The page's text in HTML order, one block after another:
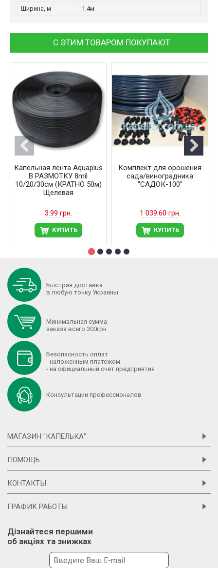
Ширина, м
1.4м
С ЭТИМ ТОВАРОМ ПОКУПАЮТ
Капельная лента Aquaplus
В РАЗМОТКУ 8mil
10/20/30см (КРАТНО 50м)
Щелевая
3.99 грн.
КУПИТЬ
Комплект для орошения
сада/виноградника
"САДОК-100"
1 039.60 грн.
КУПИТЬ
Быстрая доставка
в любую точку Украины
Минимальная сумма
заказа всего 300грн
Безопасность оплат
- наложенным платежом
- на официальный счет предприятия
Консультации профессионалов
МАГАЗИН "КАПЕЛЬКА"
ПОМОЩЬ
КОНТАКТЫ
ГРАФИК РАБОТЫ
Дізнайтеся першими
об акціях та знижках